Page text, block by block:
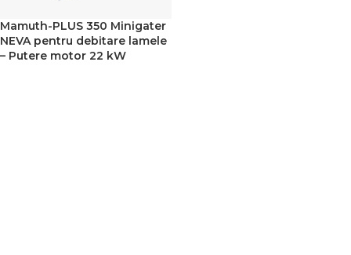
Mamuth-PLUS 350 Minigater
NEVA pentru debitare lamele
– Putere motor 22 kW